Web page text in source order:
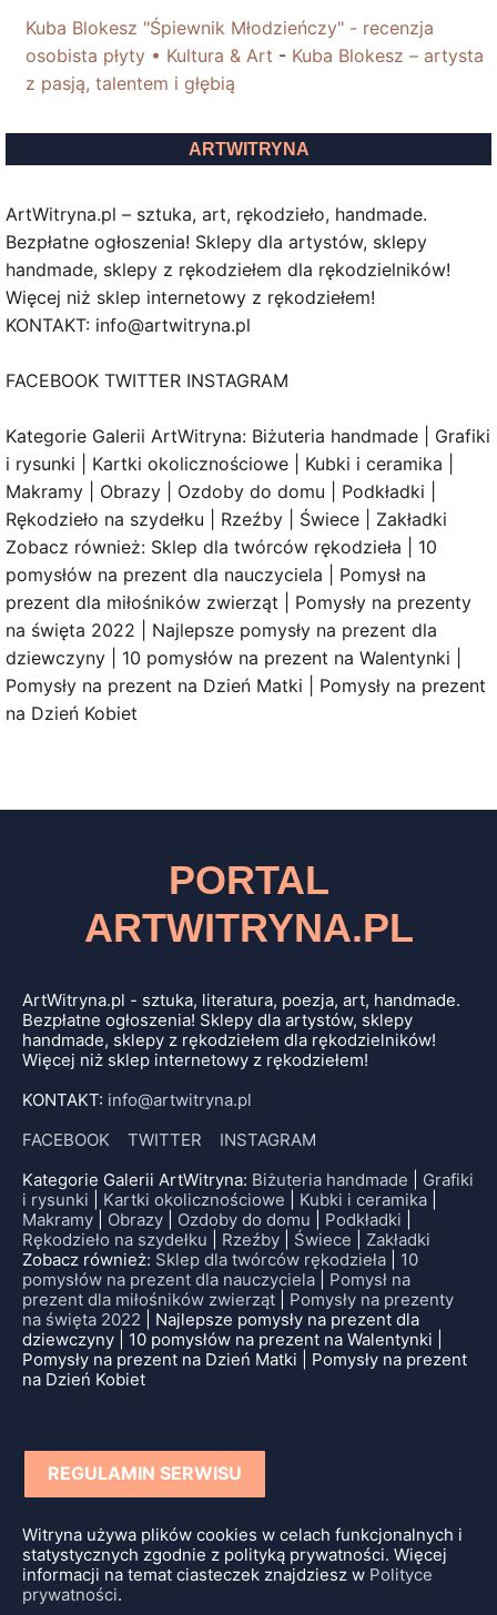
Kuba Blokesz "Śpiewnik Młodzieńczy" - recenzja
osobista płyty • Kultura & Art - Kuba Blokesz – artysta
z pasją, talentem i głębią
ARTWITRYNA
ArtWitryna.pl – sztuka, art, rękodzieło, handmade.
Bezpłatne ogłoszenia! Sklepy dla artystów, sklepy
handmade, sklepy z rękodziełem dla rękodzielników!
Więcej niż sklep internetowy z rękodziełem!
KONTAKT: info@artwitryna.pl
FACEBOOK TWITTER INSTAGRAM
Kategorie Galerii ArtWitryna: Biżuteria handmade | Grafiki
i rysunki | Kartki okolicznościowe | Kubki i ceramika |
Makramy | Obrazy | Ozdoby do domu | Podkładki |
Rękodzieło na szydełku | Rzeźby | Świece | Zakładki
Zobacz również: Sklep dla twórców rękodzieła | 10
pomysłów na prezent dla nauczyciela | Pomysł na
prezent dla miłośników zwierząt | Pomysły na prezenty
na święta 2022 | Najlepsze pomysły na prezent dla
dziewczyny | 10 pomysłów na prezent na Walentynki |
Pomysły na prezent na Dzień Matki | Pomysły na prezent
na Dzień Kobiet
PORTAL
ARTWITRYNA.PL
ArtWitryna.pl - sztuka, literatura, poezja, art, handmade.
Bezpłatne ogłoszenia! Sklepy dla artystów, sklepy
handmade, sklepy z rękodziełem dla rękodzielników!
Więcej niż sklep internetowy z rękodziełem!
KONTAKT: info@artwitryna.pl
FACEBOOK
TWITTER
INSTAGRAM
Kategorie Galerii ArtWitryna: Biżuteria handmade
Grafiki
i rysunki
Kartki okolicznościowe Kubki i ceramika
Makramy
Obrazy Ozdoby do domu Podkładki
Rękodzieło na szydełku
Rzeźby Świece
Zakładki
Zobacz również: Sklep dla twórców rękodzieła
10
pomysłów na prezent dla nauczyciela
Pomysł na
prezent dla miłośników zwierząt
Pomysły na prezenty
na święta 2022 | Najlepsze pomysły na prezent dla
dziewczyny | 10 pomysłów na prezent na Walentynki |
Pomysły na prezent na Dzień Matki | Pomysły na prezent
na Dzień Kobiet
REGULAMIN SERWISU
Witryna używa plików cookies w celach funkcjonalnych i
statystycznych zgodnie z polityką prywatności. Więcej
informacji na temat ciasteczek znajdziesz w Polityce
prywatności.